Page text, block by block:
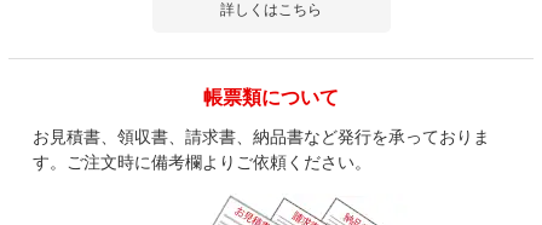
詳しくはこちら
帳票類について
お見積書、領収書、請求書、納品書など発行を承っておりま
す。ご注文時に備考欄よりご依頼ください。